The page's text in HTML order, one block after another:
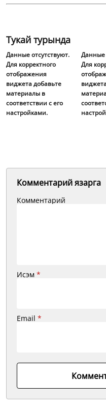
Тукай турында
Данные отсутствуют.
Для корректного
отображения
виджета добавьте
материалы в
соответствии с его
настройками.
Данные
Для
Комментарий язарга
Комментарий
Исэм *
Email *